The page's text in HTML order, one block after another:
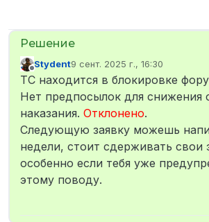
Не в сети
Stydent9 сент. 2025 г., 16:30
отредактировано
ТС находится в блокировке
Нет предпосылок для снижения
наказания. Отклонено.
Следующую заявку можешь
недели, стоит сдерживать свои
особенно если тебя уже
этому поводу.